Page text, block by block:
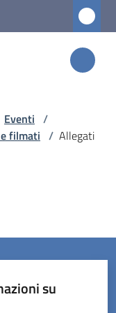
Eventi /
filmati / Allegati
su